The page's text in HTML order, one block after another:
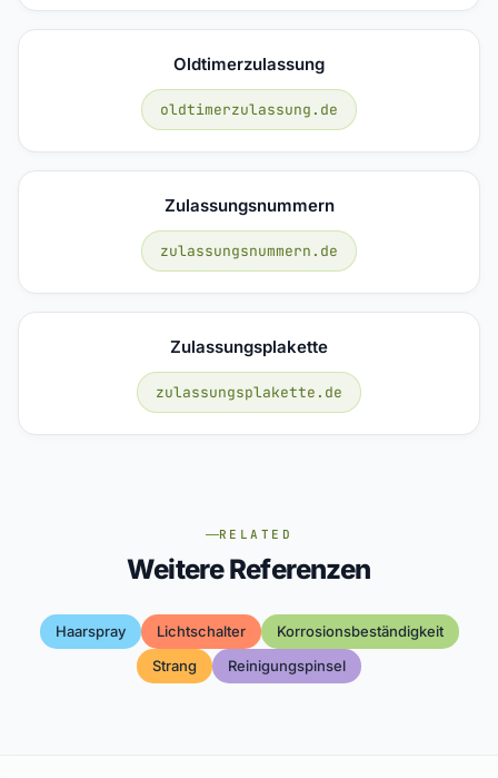
Oldtimerzulassung
oldtimerzulassung.de
Zulassungsnummern
zulassungsnummern.de
Zulassungsplakette
zulassungsplakette.de
RELATED
Weitere Referenzen
Haarspray Lichtschalter
Korrosionsbeständigkeit
Strang
Reinigungspinsel